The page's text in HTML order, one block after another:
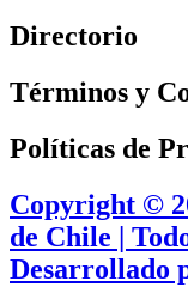
Directorio
Términos y
Políticas de
Copyright ©
de Chile |
Desarrollado